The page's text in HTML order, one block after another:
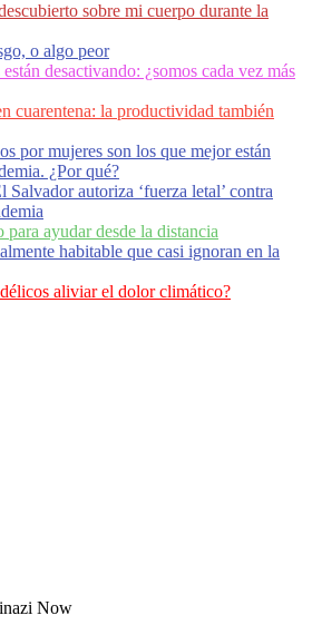
sobre mi cuerpo durante la
o algo peor
desactivando: ¿somos cada vez más
cuarentena: la productividad también
por mujeres son los que mejor están
¿Por qué?
Salvador autoriza ‘fuerza letal’ contra
ayudar desde la distancia
habitable que casi ignoran en la
aliviar el dolor climático?
Now